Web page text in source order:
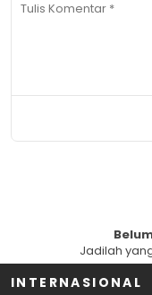
Jadilah
INTERNASIONAL